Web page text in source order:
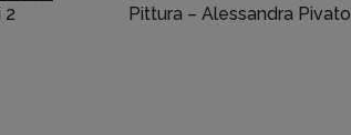
2 Pittura – Alessandra Pivato